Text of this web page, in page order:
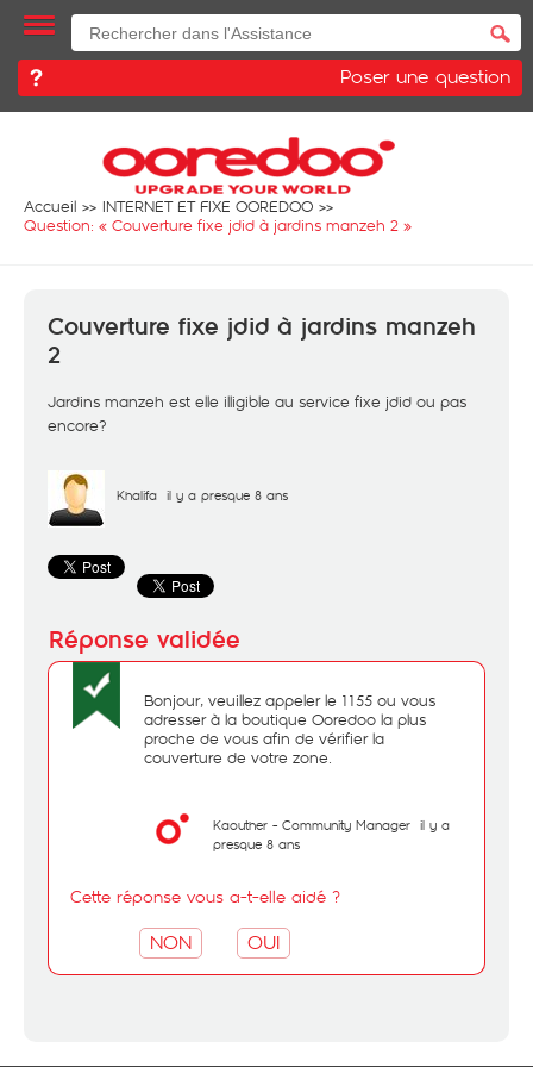
Poser une question
Accueil
INTERNET ET FIXE OOREDOO
Question: « Couverture fixe jdid à jardins manzeh 2 »
Couverture fixe jdid à jardins manzeh
2
Jardins manzeh est elle illigible au service fixe jdid ou pas
encore?
Khalifa il y a presque 8 ans
Bonjour, veuillez appeler le 1155 ou vous
adresser à la boutique Ooredoo la plus
proche de vous afin de vérifier la
couverture de votre zone.
Kaouther - Community Manager il y a
presque 8 ans
Cette réponse vous a-t-elle aidé ?
NON OUI